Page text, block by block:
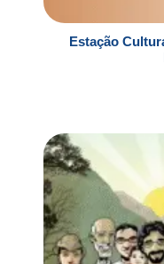
Estação